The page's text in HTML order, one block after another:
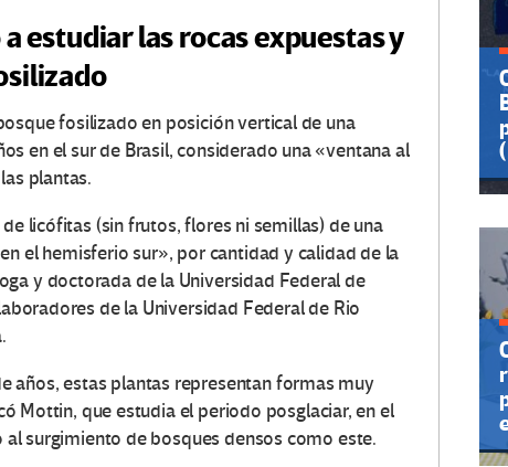
estudiar las rocas expuestas y
fosilizado en posición vertical de una
en el sur de Brasil, considerado una «ventana al
plantas.
licófitas (sin frutos, flores ni semillas) de una
el hemisferio sur», por cantidad y calidad de la
y doctorada de la Universidad Federal de
de la Universidad Federal de Rio
años, estas plantas representan formas muy
Mottin, que estudia el periodo posglaciar, en el
surgimiento de bosques densos como este.